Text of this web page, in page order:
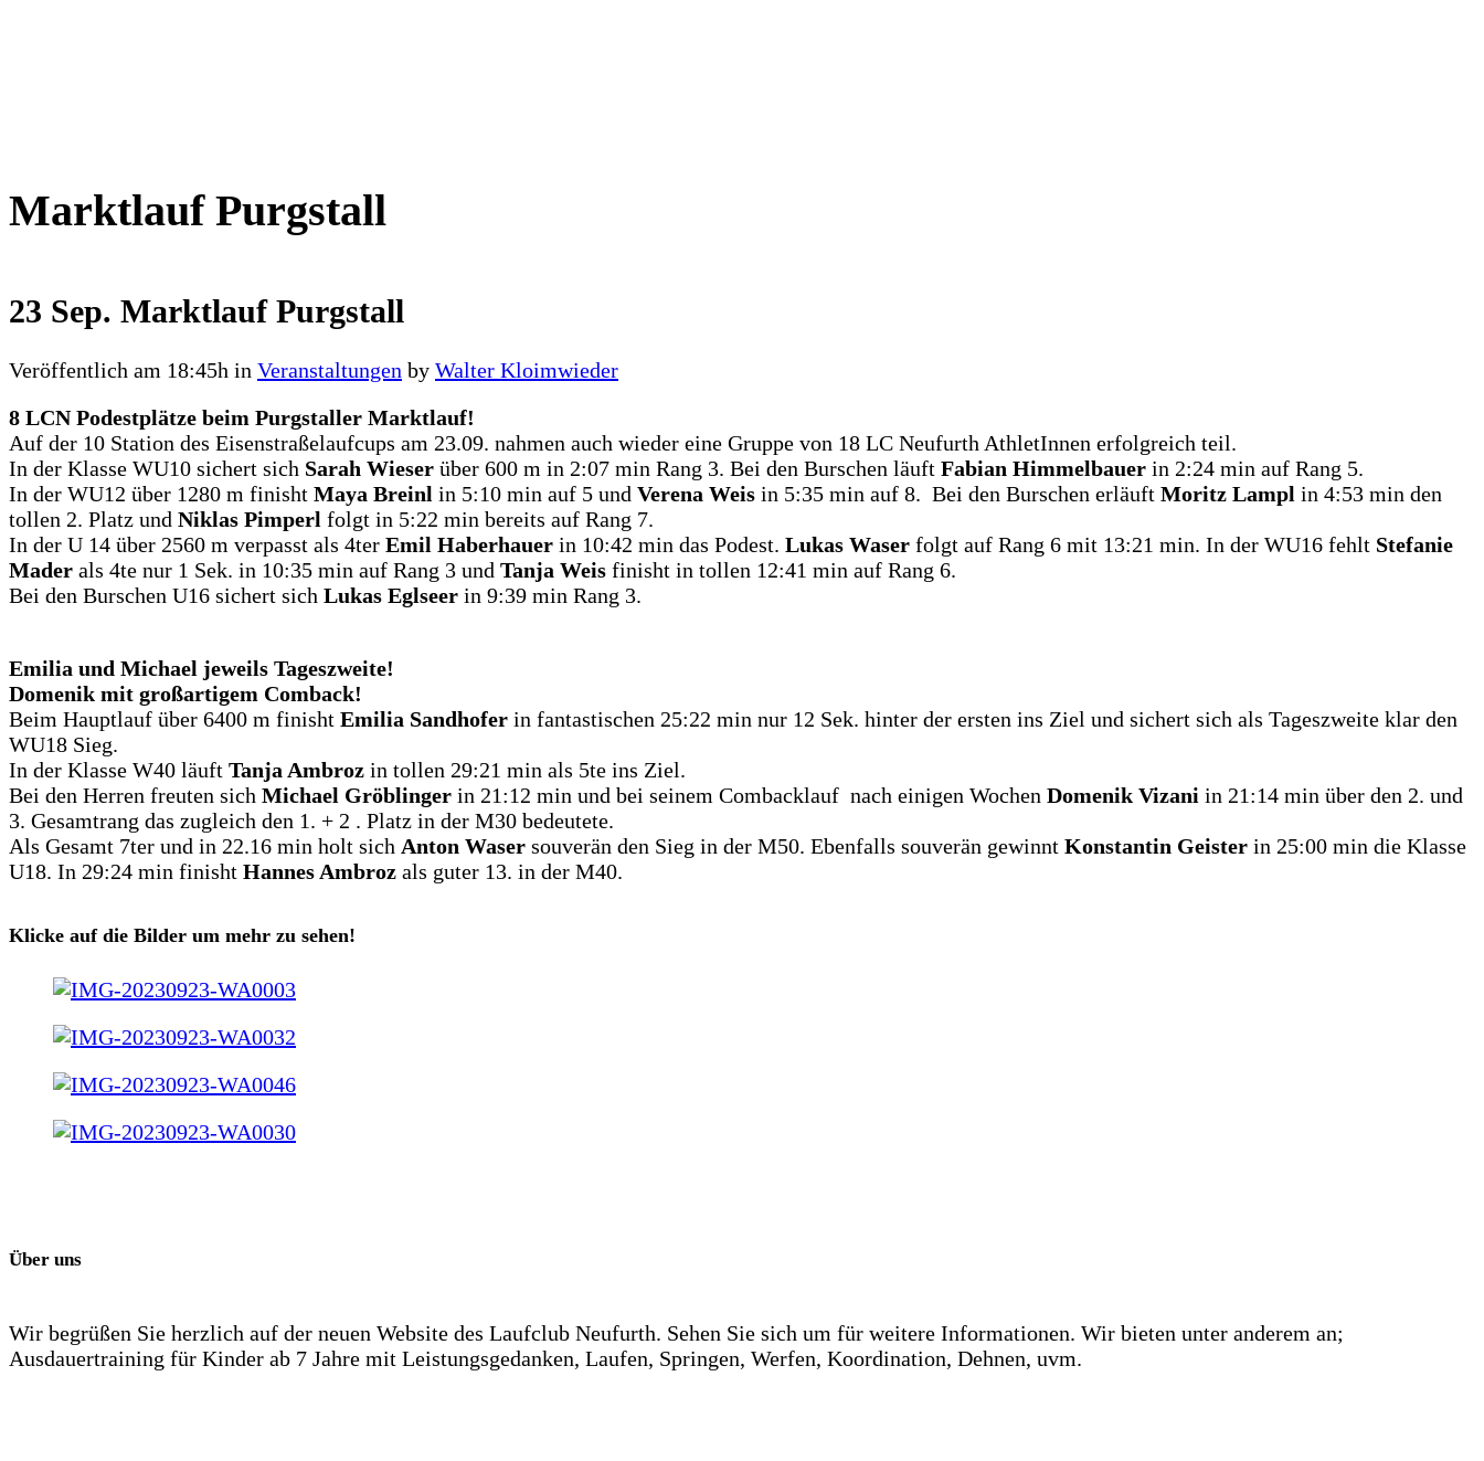
Marktlauf Purgstall
23 Sep. Marktlauf Purgstall
Veröffentlich am 18:45h in Veranstaltungen by Walter Kloimwieder
8 LCN Podestplätze beim Purgstaller Marktlauf!
Auf der 10 Station des Eisenstraßelaufcups am 23.09. nahmen auch wieder eine Gruppe von 18 LC Neufurth AthletInnen erfolgreich teil.
In der Klasse WU10 sichert sich Sarah Wieser über 600 m in 2:07 min Rang 3. Bei den Burschen läuft Fabian Himmelbauer in 2:24 min auf Rang 5.
In der WU12 über 1280 m finisht Maya Breinl in 5:10 min auf 5 und Verena Weis in 5:35 min auf 8. Bei den Burschen erläuft Moritz Lampl in 4:53 min den
tollen 2. Platz und Niklas Pimperl folgt in 5:22 min bereits auf Rang 7.
In der U 14 über 2560 m verpasst als 4ter Emil Haberhauer in 10:42 min das Podest. Lukas Waser folgt auf Rang 6 mit 13:21 min. In der WU16 fehlt Stefanie
Mader als 4te nur 1 Sek. in 10:35 min auf Rang 3 und Tanja Weis finisht in tollen 12:41 min auf Rang 6.
Bei den Burschen U16 sichert sich Lukas Eglseer in 9:39 min Rang 3.
Emilia und Michael jeweils Tageszweite!
Domenik mit großartigem Comback!
Beim Hauptlauf über 6400 m finisht Emilia Sandhofer in fantastischen 25:22 min nur 12 Sek. hinter der ersten ins Ziel und sichert sich als Tageszweite klar den
WU18 Sieg.
In der Klasse W40 läuft Tanja Ambroz in tollen 29:21 min als 5te ins Ziel.
Bei den Herren freuten sich Michael Gröblinger in 21:12 min und bei seinem Combacklauf nach einigen Wochen Domenik Vizani in 21:14 min über den 2. und
3. Gesamtrang das zugleich den 1. + 2 . Platz in der M30 bedeutete.
Als Gesamt 7ter und in 22.16 min holt sich Anton Waser souverän den Sieg in der M50. Ebenfalls souverän gewinnt Konstantin Geister in 25:00 min die Klasse
U18. In 29:24 min finisht Hannes Ambroz als guter 13. in der M40.
Klicke auf die Bilder um mehr zu sehen!
Über uns
Wir begrüßen Sie herzlich auf der neuen Website des Laufclub Neufurth. Sehen Sie sich um für weitere Informationen. Wir bieten unter anderem an;
Ausdauertraining für Kinder ab 7 Jahre mit Leistungsgedanken, Laufen, Springen, Werfen, Koordination, Dehnen, uvm.